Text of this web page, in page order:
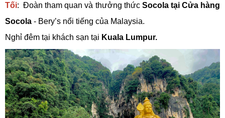
Tối: Đoàn tham quan và thưởng thức Socola tại Cửa hàng
Socola - Bery’s nổi tiếng của Malaysia.
Nghỉ đêm tại khách sạn tại Kuala Lumpur.